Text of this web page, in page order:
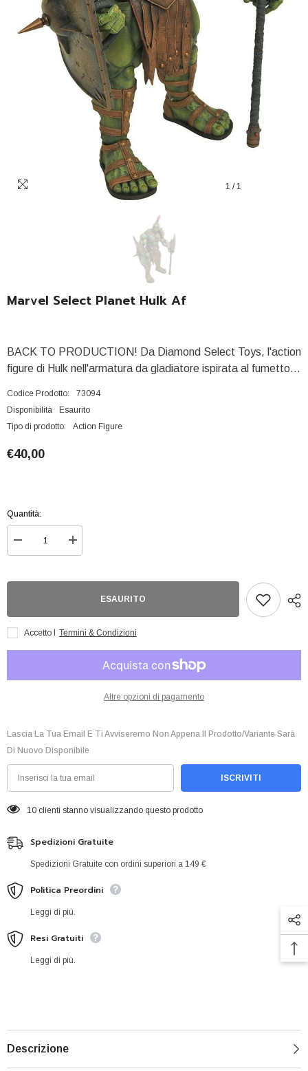
1 / 1
Marvel Select Planet Hulk Af
BACK TO PRODUCTION! Da Diamond Select Toys, l'action
figure di Hulk nell'armatura da gladiatore ispirata al fumetto...
Codice Prodotto:
73094
Disponibilità
Esaurito
Tipo di prodotto:
Action Figure
€40,00
Quantità:
Diminuisci
quantità
Af
Aumenta
quantità
Af
ESAURITO
Accetto I Termini & Condizioni
Altre opzioni di pagamento
Lascia La Tua Email E Ti Avviseremo Non Appena Il Prodotto/variante Sarà
Di Nuovo Disponibile
ISCRIVITI
7 clienti stanno visualizzando questo prodotto
Spedizioni Gratuite
Spedizioni Gratuite con ordini superiori a 149 €
Politica Preordini
Leggi di più.
Resi Gratuiti
Leggi di più.
Descrizione